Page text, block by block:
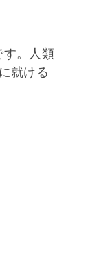
す。人類
就ける